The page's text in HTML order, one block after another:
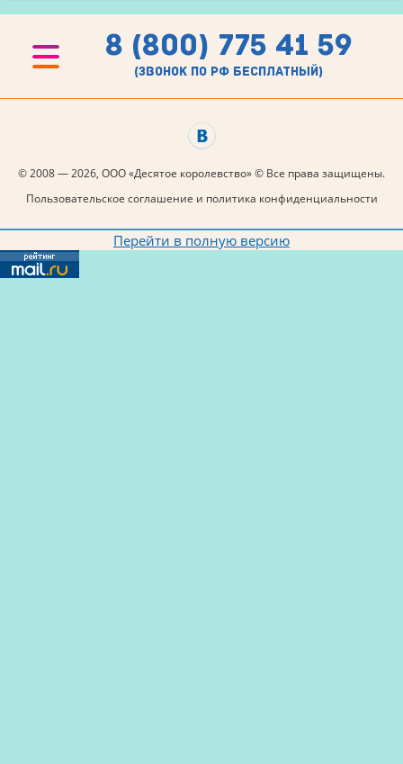
8 (800) 775 41 59
(звонок по рф бесплатный)
© 2008 — 2026, ООО «Десятое королевство» © Все права защищены.
Пользовательское соглашение и политика конфиденциальности
Перейти в полную версию